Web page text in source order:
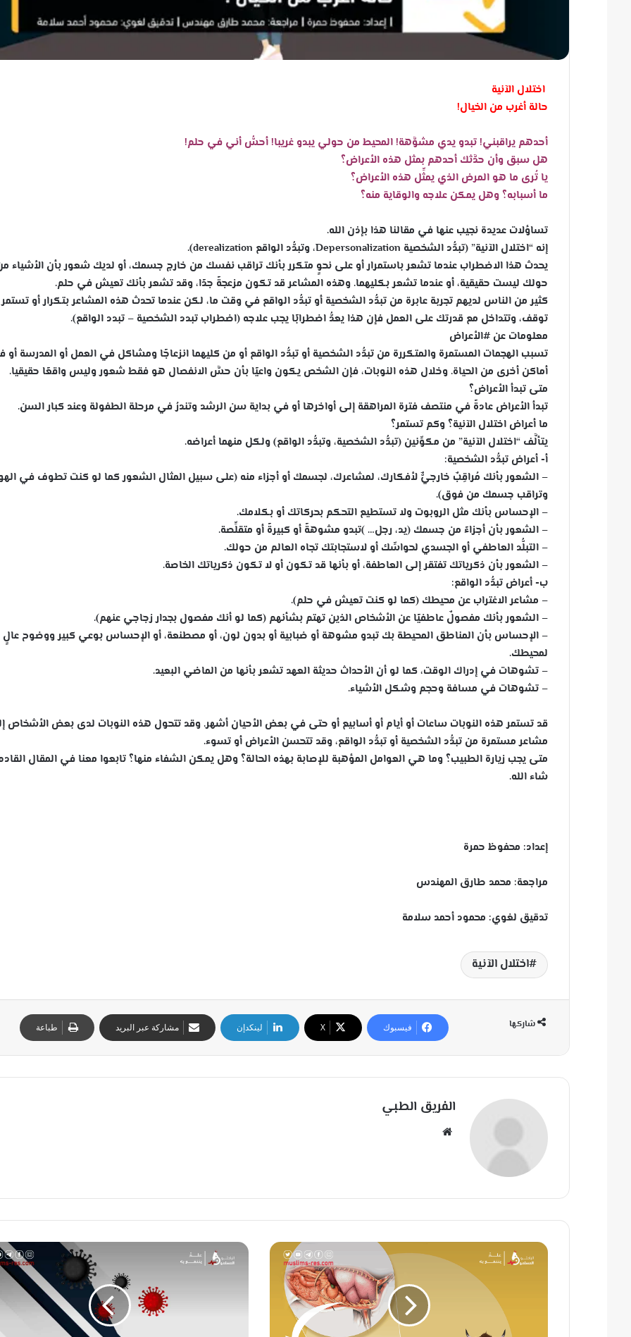
اختلال الآنية
حالة أغرب من الخيال!
أحدهم يراقبني! تبدو يدي مشوَّهة! المحيط من حولي يبدو غريبا! أحسُّ أني في حلم!
هل سبق وأن حدَّثك أحدهم بمثل هذه الأعراض؟
يا تُرى ما هو المرض الذي يمثِّل هذه الأعراض؟
ما أسبابه؟ وهل يمكن علاجه والوقاية منه؟
تساؤلات عديدة نجيب عنها في مقالنا هذا بإذن الله.
إنه “اختلال الآنية” (تبدُّد الشخصية Depersonalization، وتبدُّد الواقع derealization).
يحدث هذا الاضطراب عندما تشعر باستمرار أو على نحوٍ متكرر بأنك تراقب نفسك من خارج جسمك، أو لديك شعور بأن الأشياء
حولك ليست حقيقية، أو عندما تشعر بكليهما. وهذه المشاعر قد تكون مزعجةً جدًا، وقد تشعر بأنك تعيش في حلم.
كثير من الناس لديهم تجربة عابرة من تبدُّد الشخصية أو تبدُّد الواقع في وقت ما، لكن عندما تحدث هذه المشاعر بتكرار أو
توقف، وتتداخل مع قدرتك على العمل فإن هذا يعدُّ اضطرابًا يجب علاجه (اضطراب تبدد الشخصية – تبدد الواقع).
معلومات عن #الأعراض
تسبب الهجمات المستمرة والمتكررة من تبدُّد الشخصية أو تبدُّد الواقع أو من كليهما انزعاجًا ومشاكل في العمل أو المدرسة أو
أماكن أخرى من الحياة. وخلال هذه النوبات، فإن الشخص يكون واعيًا بأن حسَّ الانفصال هو فقط شعور وليس واقعًا حقيقيا.
متى تبدأ الأعراض؟
تبدأ الأعراض عادةً في منتصف فترة المراهقة إلى أواخرها أو في بداية سن الرشد وتندرُ في مرحلة الطفولة وعند كبار السن.
ما أعراض اختلال الآنية؟ وكم تستمر؟
يتألَّف “اختلال الآنية” من مكوِّنين (تبدُّد الشخصية، وتبدُّد الواقع) ولكل منهما أعراضه.
أ- أعراض تبدُّد الشخصية:
– الشعور بأنك مُراقِبٌ خارجيٌّ لأفكارك، لمشاعرك، لجسمك أو أجزاء منه (على سبيل المثال الشعور كما لو كنت تطوف في
وتراقب جسمك من فوق).
– الإحساس بأنك مثل الروبوت ولا تستطيع التحكم بحركاتك أو بكلامك.
– الشعور بأن أجزاءً من جسمك (يد، رجل… )تبدو مشوهةً أو كبيرةً أو متقلِّصة.
– التبلُّد العاطفي أو الجسدي لحواسِّك أو لاستجابتك تجاه العالم من حولك.
– الشعور بأن ذكرياتك تفتقر إلى العاطفة، أو بأنها قد تكون أو لا تكون ذكرياتك الخاصة.
ب- أعراض تبدُّد الواقع:
– مشاعر الاغتراب عن محيطك (كما لو كنت تعيش في حلم).
– الشعور بأنك مفصولٌ عاطفيًا عن الأشخاص الذين تهتم بشأنهم (كما لو أنك مفصول بجدار زجاجي عنهم).
– الإحساس بأن المناطق المحيطة بك تبدو مشوهة أو ضبابية أو بدون لون، أو مصطنعة، أو الإحساس بوعي كبير ووضوح عالٍ
لمحيطك.
– تشوهات في إدراك الوقت، كما لو أن الأحداث حديثة العهد تشعر بأنها من الماضي البعيد.
– تشوهات في مسافة وحجم وشكل الأشياء.
قد تستمر هذه النوبات ساعات أو أيام أو أسابيع أو حتى في بعض الأحيان أشهر. وقد تتحول هذه النوبات لدى بعض الأشخاص
مشاعر مستمرة من تبدُّد الشخصية أو تبدُّد الواقع، وقد تتحسن الأعراض أو تسوء.
متى يجب زيارة الطبيب؟ وما هي العوامل المؤهبة للإصابة بهذه الحالة؟ وهل يمكن الشفاء منها؟ تابعوا معنا في المقال
شاء الله.
إعداد: محفوظ حمرة
مراجعة: محمد طارق المهندس
تدقيق لغوي: محمود أحمد سلامة
اختلال الآنية
شاركها فيسبوك ‫X لينكدإن مشاركة عبر البريد طباعة
الفريق الطبي
«
ق